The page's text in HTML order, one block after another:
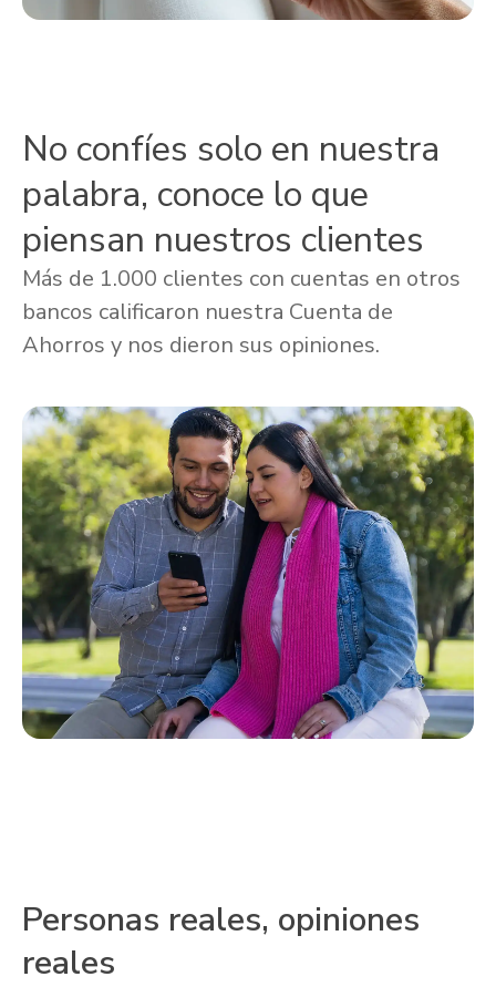
No confíes solo en nuestra
palabra, conoce lo que
piensan nuestros clientes
Más de 1.000 clientes con cuentas en otros
bancos calificaron nuestra Cuenta de
Ahorros y nos dieron sus opiniones.
Personas reales, opiniones
reales